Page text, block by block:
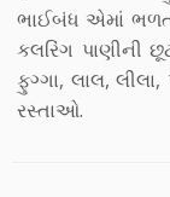
ભાઈબંધ એમાં ભળતો
કલરિંગ પાણીની
ફુગ્ગા, લાલ,
રસ્તાઓ.